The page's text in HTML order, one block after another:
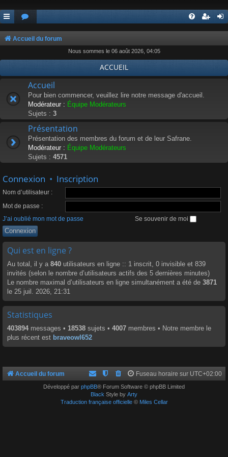
Accueil du forum
Nous sommes le 06 août 2026, 04:05
ACCUEIL
Accueil
Pour bien commencer, veuillez lire notre message d'accueil.
Modérateur : Équipe Modérateurs
Sujets : 3
Présentation
Présentation des membres du forum et de leur Safrane.
Modérateur : Équipe Modérateurs
Sujets : 4571
Connexion • Inscription
Nom d’utilisateur :
Mot de passe :
J’ai oublié mon mot de passe
Se souvenir de moi
Qui est en ligne ?
Au total, il y a 840 utilisateurs en ligne :: 1 inscrit, 0 invisible et 839
invités (selon le nombre d’utilisateurs actifs des 5 dernières minutes)
Le nombre maximal d’utilisateurs en ligne simultanément a été de 3871
le 25 juil. 2026, 21:31
Statistiques
403894 messages • 18538 sujets • 4007 membres • Notre membre le
plus récent est braveowl652
Accueil du forum Fuseau horaire sur UTC+02:00
Développé par phpBB® Forum Software © phpBB Limited
Black Style by Arty
Traduction française officielle© Miles Cellar